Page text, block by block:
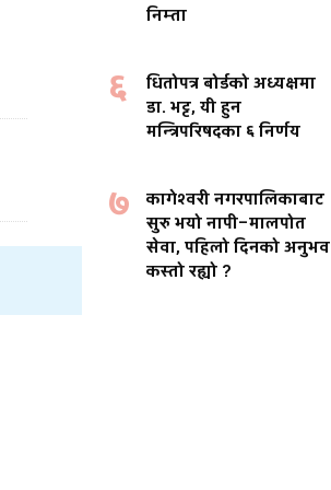
निम्ता
६
धितोपत्र बोर्डको अध्यक्षमा
डा. भट्ट, यी हुन
मन्त्रिपरिषदका ६ निर्णय
७
कागेश्वरी नगरपालिकाबाट
सुरु भयो नापी–मालपोत
सेवा, पहिलो दिनको अनुभव
कस्तो रह्यो ?